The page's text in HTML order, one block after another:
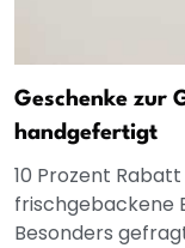
Geschenke zur
handgefertigt
10 Prozent
frischgebackene
Besonders